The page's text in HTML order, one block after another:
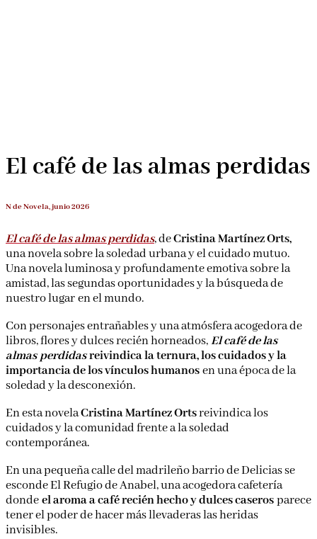
El café de las almas perdidas
N de Novela, junio 2026
El café de las almas perdidas, deCristina Martínez Orts,
una novela sobre la soledad urbana y el cuidado mutuo.
Una novela luminosa y profundamente emotiva sobre la
amistad, las segundas oportunidades y la búsqueda de
nuestro lugar en el mundo.
Con personajes entrañables y una atmósfera acogedora de
libros, flores y dulces recién horneados,El café de las
almas perdidasreivindica la ternura, los cuidados y la
importancia de los vínculos humanosen una época de la
soledad y la desconexión.
En esta novelaCristina Martínez Ortsreivindica los
cuidados y la comunidad frente a la soledad
contemporánea.
En una pequeña calle del madrileño barrio de Delicias se
esconde El Refugio de Anabel, una acogedora cafetería
dondeel aroma a café recién hecho y dulces caserosparece
tener el poder de hacer más llevaderas las heridas
invisibles.